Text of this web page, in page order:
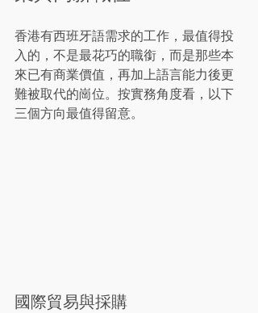
香港有西班牙語需求的工作，最值得投
入的，不是最花巧的職銜，而是那些本
來已有商業價值，再加上語言能力後更
難被取代的崗位。按實務角度看，以下
三個方向最值得留意。
國際貿易與採購